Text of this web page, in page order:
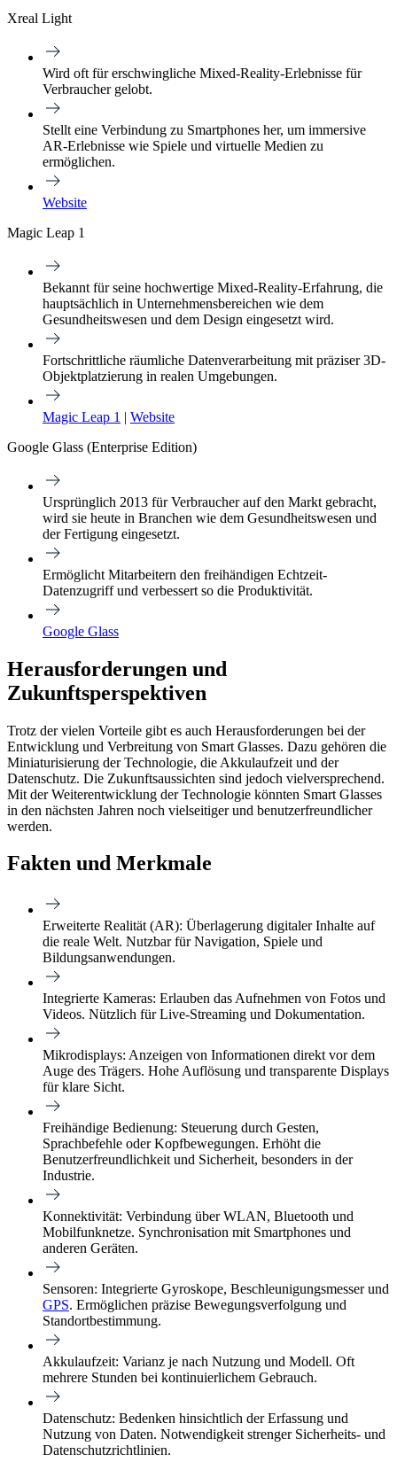
Xreal Light
Wird oft für erschwingliche Mixed-Reality-Erlebnisse für
Verbraucher gelobt.
Stellt eine Verbindung zu Smartphones her, um immersive
AR-Erlebnisse wie Spiele und virtuelle Medien zu
ermöglichen.
Website
Magic Leap 1
Bekannt für seine hochwertige Mixed-Reality-Erfahrung, die
hauptsächlich in Unternehmensbereichen wie dem
Gesundheitswesen und dem Design eingesetzt wird.
Fortschrittliche räumliche Datenverarbeitung mit präziser 3D-
Objektplatzierung in realen Umgebungen.
Magic Leap 1 | Website
Google Glass (Enterprise Edition)
Ursprünglich 2013 für Verbraucher auf den Markt gebracht,
wird sie heute in Branchen wie dem Gesundheitswesen und
der Fertigung eingesetzt.
Ermöglicht Mitarbeitern den freihändigen Echtzeit-
Datenzugriff und verbessert so die Produktivität.
Google Glass
Herausforderungen und
Zukunftsperspektiven
Trotz der vielen Vorteile gibt es auch Herausforderungen bei der
Entwicklung und Verbreitung von Smart Glasses. Dazu gehören die
Miniaturisierung der Technologie, die Akkulaufzeit und der
Datenschutz. Die Zukunftsaussichten sind jedoch vielversprechend.
Mit der Weiterentwicklung der Technologie könnten Smart Glasses
in den nächsten Jahren noch vielseitiger und benutzerfreundlicher
werden.
Fakten und Merkmale
Erweiterte Realität (AR): Überlagerung digitaler Inhalte auf
die reale Welt. Nutzbar für Navigation, Spiele und
Bildungsanwendungen.
Integrierte Kameras: Erlauben das Aufnehmen von Fotos und
Videos. Nützlich für Live-Streaming und Dokumentation.
Mikrodisplays: Anzeigen von Informationen direkt vor dem
Auge des Trägers. Hohe Auflösung und transparente Displays
für klare Sicht.
Freihändige Bedienung: Steuerung durch Gesten,
Sprachbefehle oder Kopfbewegungen. Erhöht die
Benutzerfreundlichkeit und Sicherheit, besonders in der
Industrie.
Konnektivität: Verbindung über WLAN, Bluetooth und
Mobilfunknetze. Synchronisation mit Smartphones und
anderen Geräten.
Sensoren: Integrierte Gyroskope, Beschleunigungsmesser und
GPS. Ermöglichen präzise Bewegungsverfolgung und
Standortbestimmung.
Akkulaufzeit: Varianz je nach Nutzung und Modell. Oft
mehrere Stunden bei kontinuierlichem Gebrauch.
Datenschutz: Bedenken hinsichtlich der Erfassung und
Nutzung von Daten. Notwendigkeit strenger Sicherheits- und
Datenschutzrichtlinien.